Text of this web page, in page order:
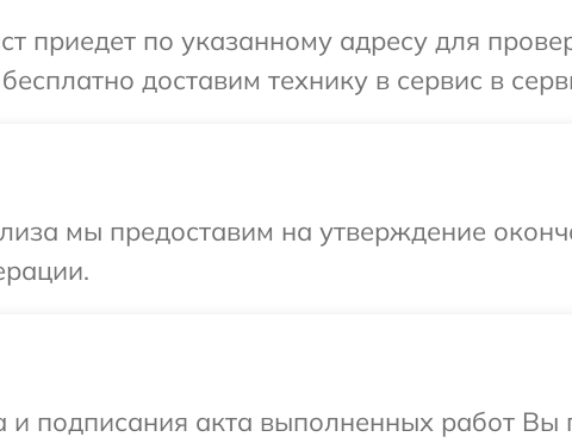
приедет по указанному адресу для
доставим технику в сервис в
мы предоставим на утверждение
и подписания акта выполненных работ